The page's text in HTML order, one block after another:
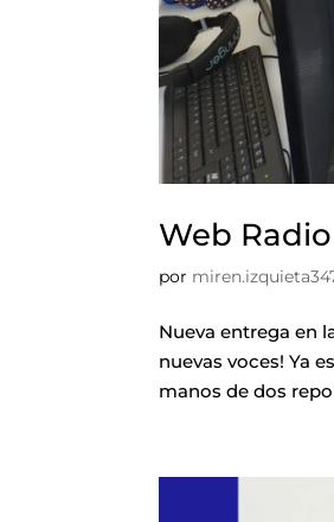
Web
por
Nueva entrega en
nuevas voces! Ya
manos de dos